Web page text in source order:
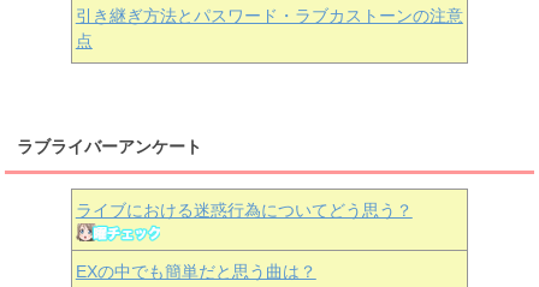
引き継ぎ方法とパスワード・ラブカストーンの注意
点
ラブライバーアンケート
ライブにおける迷惑行為についてどう思う？
EXの中でも簡単だと思う曲は？